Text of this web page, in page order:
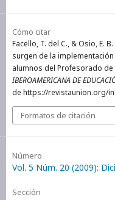
Cómo citar
Facello, T. del C., & Osio, E.
surgen de la
alumnos del Profesorado de
IBEROAMERICANA DE
de https://revistaunion.org/
Formatos de citación
Número
Vol. 5 Núm. 20 (2009):
Sección